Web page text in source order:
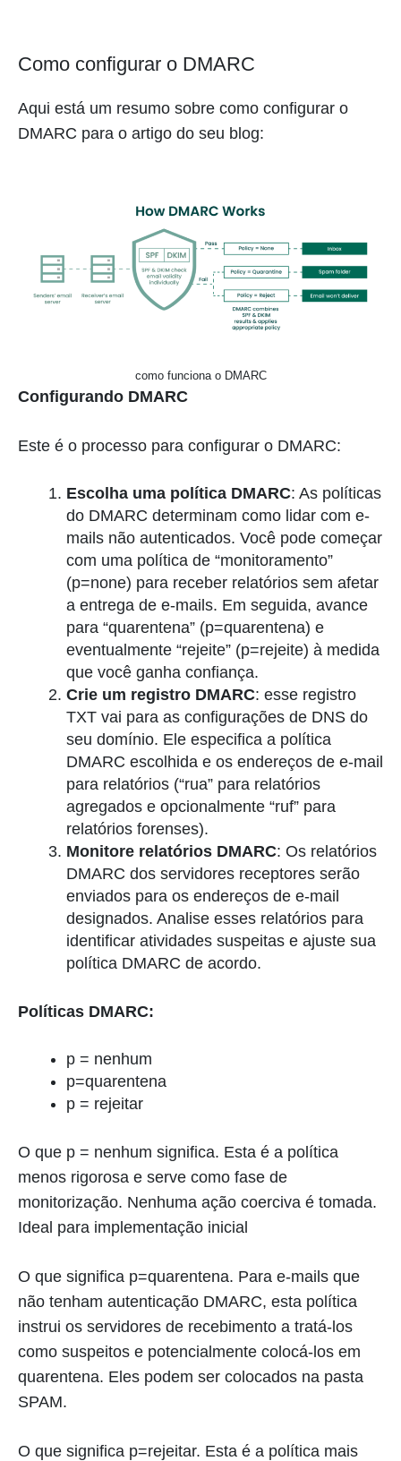
Como configurar o DMARC
Aqui está um resumo sobre como configurar o
DMARC para o artigo do seu blog:
como funciona o DMARC
Configurando DMARC
Este é o processo para configurar o DMARC:
Escolha uma política DMARC: As políticas
do DMARC determinam como lidar com e-
mails não autenticados. Você pode começar
com uma política de “monitoramento”
(p=none) para receber relatórios sem afetar
a entrega de e-mails. Em seguida, avance
para “quarentena” (p=quarentena) e
eventualmente “rejeite” (p=rejeite) à medida
que você ganha confiança.
Crie um registro DMARC: esse registro
TXT vai para as configurações de DNS do
seu domínio. Ele especifica a política
DMARC escolhida e os endereços de e-mail
para relatórios (“rua” para relatórios
agregados e opcionalmente “ruf” para
relatórios forenses).
Monitore relatórios DMARC: Os relatórios
DMARC dos servidores receptores serão
enviados para os endereços de e-mail
designados. Analise esses relatórios para
identificar atividades suspeitas e ajuste sua
política DMARC de acordo.
Políticas DMARC:
p = nenhum
p=quarentena
p = rejeitar
O que p = nenhum significa. Esta é a política
menos rigorosa e serve como fase de
monitorização. Nenhuma ação coerciva é tomada.
Ideal para implementação inicial
O que significa p=quarentena. Para e-mails que
não tenham autenticação DMARC, esta política
instrui os servidores de recebimento a tratá-los
como suspeitos e potencialmente colocá-los em
quarentena. Eles podem ser colocados na pasta
SPAM.
O que significa p=rejeitar. Esta é a política mais